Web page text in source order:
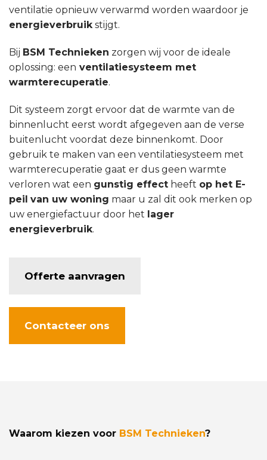
ventilatie opnieuw verwarmd worden waardoor je
energieverbruikstijgt.
Bij BSM Technieken zorgen wij voor de ideale
oplossing: een ventilatiesysteem met
warmterecuperatie.
Dit systeem zorgt ervoor dat de warmte van de
binnenlucht eerst wordt afgegeven aan de verse
buitenlucht voordat deze binnenkomt. Door
gebruik te maken van een ventilatiesysteem met
warmterecuperatie gaat er dus geen warmte
verloren wat een gunstig effect heeft op het E-
peil van uw woning maar u zal dit ook merken op
uw energiefactuur door het lager
energieverbruik.
Offerte aanvragen
Contacteer ons
Waarom kiezen voor BSM Technieken?